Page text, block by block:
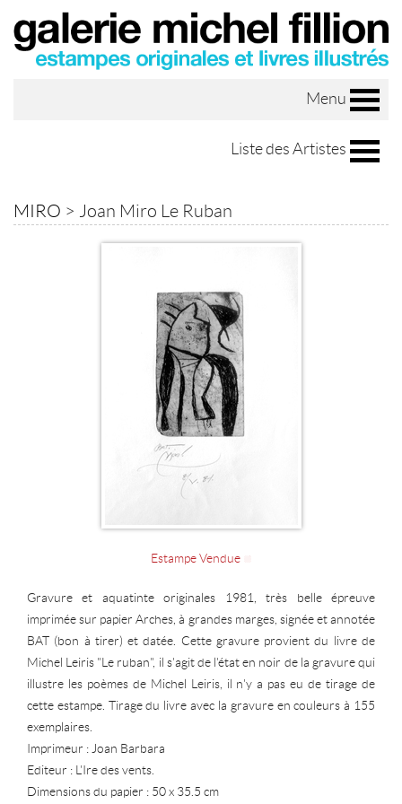
Menu
Liste des Artistes
MIRO > Joan Miro Le Ruban
Estampe Vendue
Gravure et aquatinte originales 1981, très belle épreuve
imprimée sur papier Arches, à grandes marges, signée et annotée
BAT (bon à tirer) et datée. Cette gravure provient du livre de
Michel Leiris "Le ruban", il s'agit de l'état en noir de la gravure qui
illustre les poèmes de Michel Leiris, il n'y a pas eu de tirage de
cette estampe. Tirage du livre avec la gravure en couleurs à 155
exemplaires.
Imprimeur : Joan Barbara
Editeur : L'Ire des vents.
Dimensions du papier : 50 x 35.5 cm